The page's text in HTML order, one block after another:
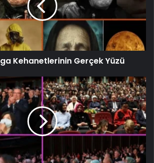
Kehanetlerinin Gerçek Yüzü